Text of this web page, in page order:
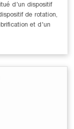
d'un dispositif
de rotation,
et d'un